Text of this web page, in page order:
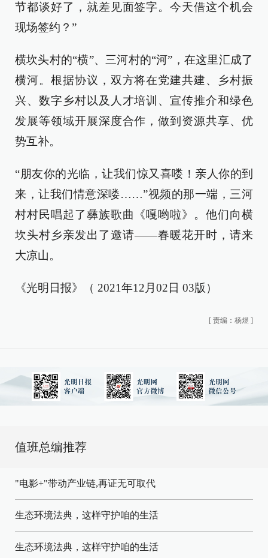
节都谈好了，就差见面签字。今天借这个机会
现场签约？”
横坎头村的“横”、三河村的“河”，在这里汇成了
横河。根据协议，双方将在党建共建、乡村振
兴、数字乡村以及人才培训、宣传推介和绿色
发展等领域开展深度合作，做到资源共享、优
势互补。
“朋友你的光临，让我们惊又喜喽！亲人你的到
来，让我们情意深喽……”视频的那一端，三河
村村民唱起了彝族歌曲《嘎哟啦》。他们向横
坎头村乡亲发出了邀请——春暖花开时，请来
大凉山。
《光明日报》（ 2021年12月02日 03版）
[ 责编：杨煜 ]
值班总编推荐
"电影+"带动产业链,再证无可取代
生态环境法典，这样守护咱的生活
生态环境法典，这样守护咱的生活